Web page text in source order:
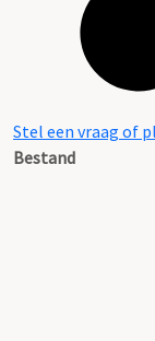
Stel een vraag of
Bestand